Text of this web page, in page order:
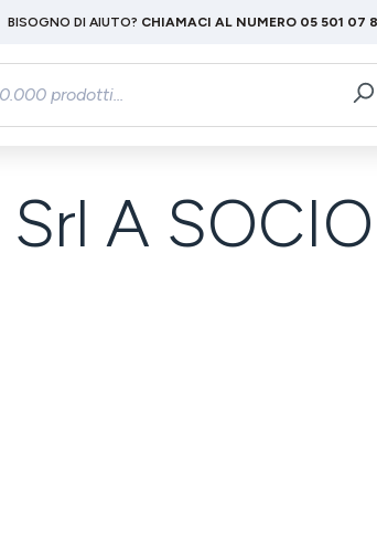
BISOGNO DI AIUTO? CHIAMACI AL NUMERO 05 501 07
A